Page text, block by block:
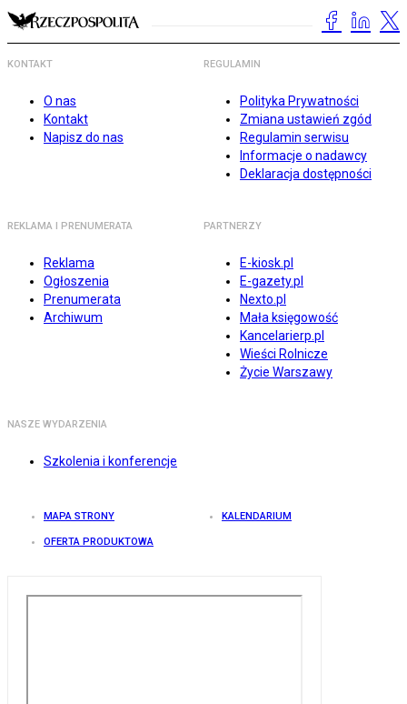
KONTAKT
O nas
Kontakt
Napisz do nas
REGULAMIN
Polityka Prywatności
Zmiana ustawień zgód
Regulamin serwisu
Informacje o nadawcy
Deklaracja dostępności
REKLAMA I PRENUMERATA
Reklama
Ogłoszenia
Prenumerata
Archiwum
PARTNERZY
E-kiosk.pl
E-gazety.pl
Nexto.pl
Mała księgowość
Kancelarierp.pl
Wieści Rolnicze
Życie Warszawy
NASZE WYDARZENIA
Szkolenia i konferencje
MAPA STRONY KALENDARIUM
OFERTA PRODUKTOWA